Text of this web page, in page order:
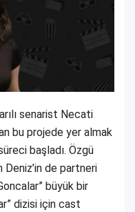
senarist Necati
bu projede yer almak
başladı. Özgü
Deniz’in de partneri
büyük bir
dizisi için cast